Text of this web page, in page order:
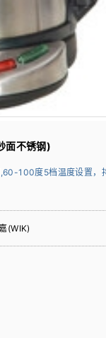
面不锈钢)
100度5档温度设置，
(WIK)